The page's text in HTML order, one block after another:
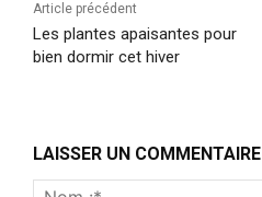
Article précédent
Les plantes apaisantes pour
bien dormir cet hiver
LAISSER UN COMMENTAIRE